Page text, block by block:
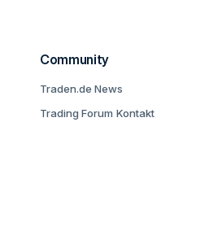
Community
Traden.de News
Trading Forum Kontakt